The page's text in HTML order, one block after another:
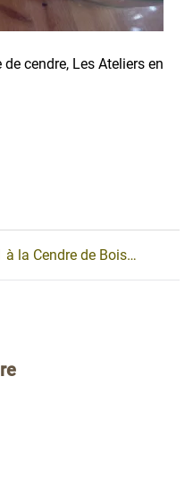
cendre, Les Ateliers en
à la Cendre de Bois…